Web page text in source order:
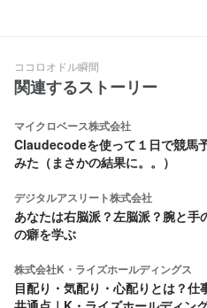
ココロオドル瞬間
関連するストーリー
マイクロベース株式会社
Claudecodeを使って１日で競馬
みた（まさかの結果に。。）
デジタルアスリート株式会社
あなたは右脳派？左脳派？腕と手
の癖を学ぶ
株式会社K・ライズホールディングス
目配り・気配り・心配りとは？仕